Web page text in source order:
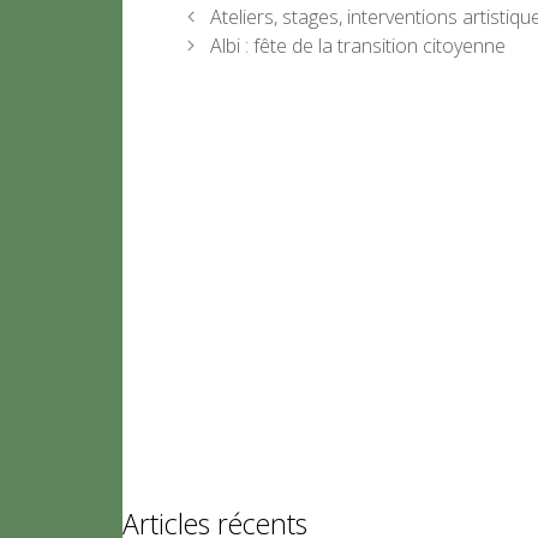
Ateliers, stages, interventions
Albi : fête de la transition citoyenne
Articles récents